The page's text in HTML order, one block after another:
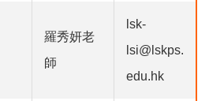
羅秀妍老
師
lsk-
lsi@lskps.
edu.hk